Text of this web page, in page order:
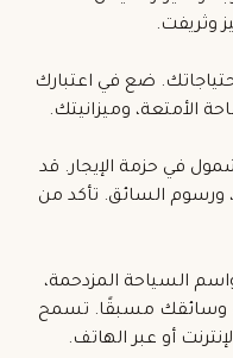
وثريفت.
ضع في اعتبارك
الأمتعة، وميزانيتك.
في حزمة الإيجار. قد
ورسوم السائق. تأكد من
السياحة المزدحمة،
وسائقك مسبقًا. تسمح
أو عبر الهاتف.